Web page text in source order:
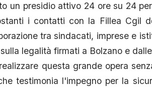
un presidio attivo 24 ore su 24
i contatti con la Fillea Cgil
tra sindacati, imprese e
legalità firmati a Bolzano e
questa grande opera
testimonia l'impegno per la